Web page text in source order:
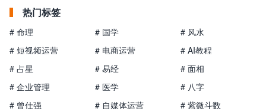
热门标签
# 命理 # 国学
# 风水
# 短视频运营
# 电商运营
# AI教程
# 占星
# 易经
# 面相
# 企业管理
# 医学
# 八字
# 曾仕强
# 自媒体运营
# 紫微斗数